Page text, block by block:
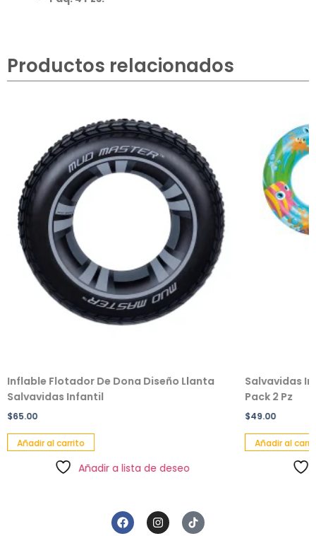
Productos relacionados
Inflable Flotador De Dona Diseño Llanta
Salvavidas Infantil
$65.00
Añadir al carrito
Añadir a lista de deseo
Salvavidas
Pack 2 Pz
$49.00
Añadir al